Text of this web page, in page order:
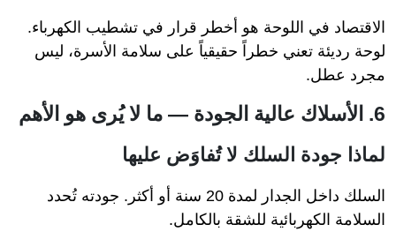
الاقتصاد في اللوحة هو أخطر قرار في تشطيب الكهرباء.
لوحة رديئة تعني خطراً حقيقياً على سلامة الأسرة، ليس
مجرد عطل.
6. الأسلاك عالية الجودة — ما لا يُرى هو الأهم
لماذا جودة السلك لا تُفاوَض عليها
السلك داخل الجدار لمدة 20 سنة أو أكثر. جودته تُحدد
السلامة الكهربائية للشقة بالكامل.